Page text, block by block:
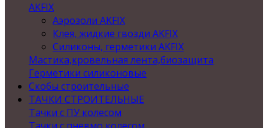
AKFIX
Аэрозоли AKFIX
Клея, жидкие гвозди AKFIX
Силиконы, герметики AKFIX
Мастика,кровельная лента,биозащита
Герметики силиконовые
Скобы строительные
ТАЧКИ СТРОИТЕЛЬНЫЕ
Тачки с ПУ колесом